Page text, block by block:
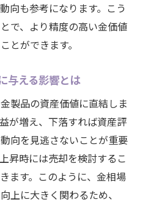
っておきたい流れと注意
定プロセスを解説
定が安心な理由とは
めの金相場確認法
く売却タイミング
て売却タイミングを判断
高い時期を見極める方法
する売却時期の選び方
向も参考になります。こう
で、より精度の高い金価値
とができます。
与える影響とは
製品の資産価値に直結しま
が増え、下落すれば資産評
向を見逃さないことが重要
昇時には売却を検討するこ
ます。このように、金相場
上に大きく関わるため、